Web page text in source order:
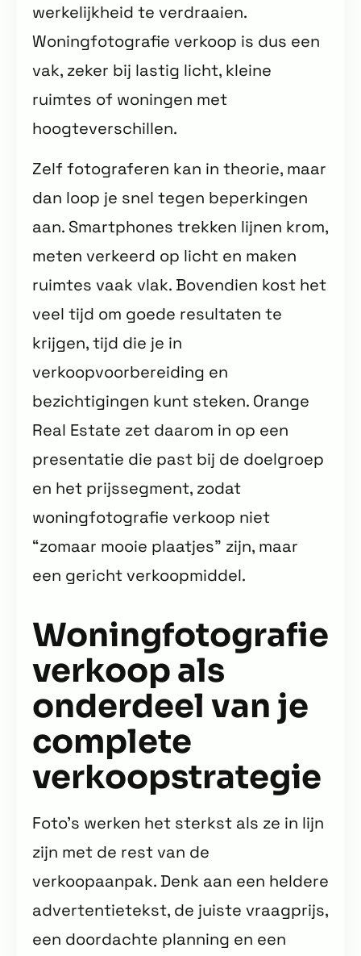
werkelijkheid te verdraaien.
Woningfotografie verkoop is dus een
vak, zeker bij lastig licht, kleine
ruimtes of woningen met
hoogteverschillen.
Zelf fotograferen kan in theorie, maar
dan loop je snel tegen beperkingen
aan. Smartphones trekken lijnen krom,
meten verkeerd op licht en maken
ruimtes vaak vlak. Bovendien kost het
veel tijd om goede resultaten te
krijgen, tijd die je in
verkoopvoorbereiding en
bezichtigingen kunt steken. Orange
Real Estate zet daarom in op een
presentatie die past bij de doelgroep
en het prijssegment, zodat
woningfotografie verkoop niet
“zomaar mooie plaatjes” zijn, maar
een gericht verkoopmiddel.
Woningfotografie
verkoop als
onderdeel van je
complete
verkoopstrategie
Foto’s werken het sterkst als ze in lijn
zijn met de rest van de
verkoopaanpak. Denk aan een heldere
advertentietekst, de juiste vraagprijs,
een doordachte planning en een